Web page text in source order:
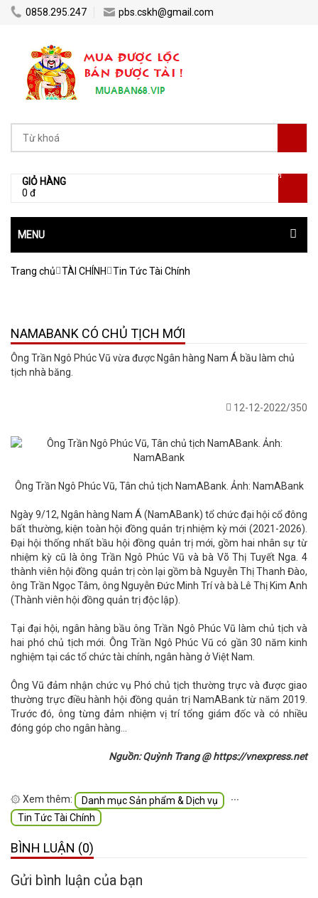
0858.295.247 pbs.cskh@gmail.com
GIỎ HÀNG
0 đ
[0]
MENU
Trang chủ TÀI CHÍNH Tin Tức Tài Chính
NAMABANK CÓ CHỦ TỊCH MỚI
Ông Trần Ngô Phúc Vũ vừa được Ngân hàng Nam Á bầu làm chủ
tịch nhà băng.
12-12-2022/350
Ông Trần Ngô Phúc Vũ, Tân chủ tịch NamABank. Ảnh: NamABank
Ngày 9/12, Ngân hàng Nam Á (NamABank) tổ chức đại hội cổ đông
bất thường, kiện toàn hội đồng quản trị nhiệm kỳ mới (2021-2026).
Đại hội thống nhất bầu hội đồng quản trị mới, gồm hai nhân sự từ
nhiệm kỳ cũ là ông Trần Ngô Phúc Vũ và bà Võ Thị Tuyết Nga. 4
thành viên hội đồng quản trị còn lại gồm bà Nguyễn Thị Thanh Đào,
ông Trần Ngọc Tâm, ông Nguyễn Đức Minh Trí và bà Lê Thị Kim Anh
(Thành viên hội đồng quản trị độc lập).
Tại đại hội, ngân hàng bầu ông Trần Ngô Phúc Vũ làm chủ tịch và
hai phó chủ tịch mới. Ông Trần Ngô Phúc Vũ có gần 30 năm kinh
nghiệm tại các tổ chức tài chính, ngân hàng ở Việt Nam.
Ông Vũ đảm nhận chức vụ Phó chủ tịch thường trực và được giao
thường trực điều hành hội đồng quản trị NamABank từ năm 2019.
Trước đó, ông từng đảm nhiệm vị trí tổng giám đốc và có nhiều
đóng góp cho ngân hàng...
Nguồn: Quỳnh Trang @ https://vnexpress.net
۞ Xem thêm: Danh mục Sản phẩm & Dịch vụ
∙∙∙
Tin Tức Tài Chính
BÌNH LUẬN (0)
Gửi bình luận của bạn